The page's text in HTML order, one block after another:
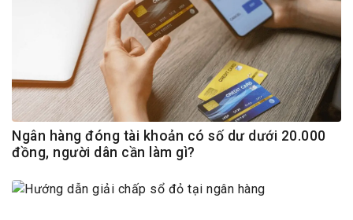
Ngân hàng đóng tài khoản có số dư dưới 20.000
đồng, người dân cần làm gì?